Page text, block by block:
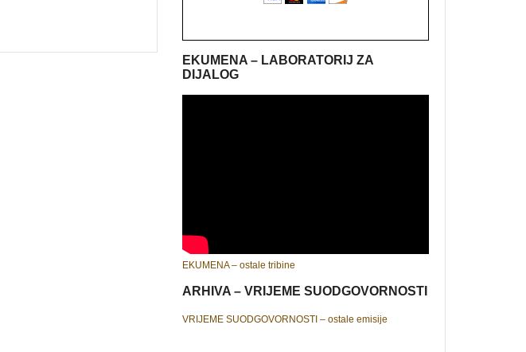
EKUMENA – LABORATORIJ ZA
DIJALOG
EKUMENA – ostale tribine
ARHIVA – VRIJEME SUODGOVORNOSTI
VRIJEME SUODGOVORNOSTI – ostale emisije